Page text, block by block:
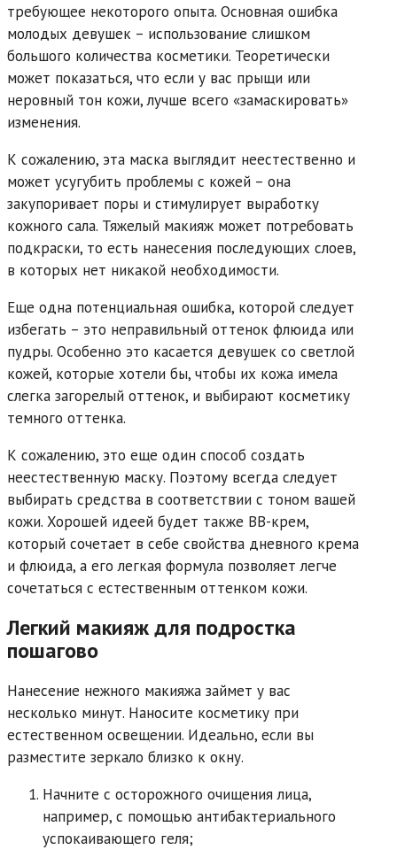
требующее некоторого опыта. Основная ошибка
молодых девушек – использование слишком
большого количества косметики. Теоретически
может показаться, что если у вас прыщи или
неровный тон кожи, лучше всего «замаскировать»
изменения.
К сожалению, эта маска выглядит неестественно и
может усугубить проблемы с кожей – она
закупоривает поры и стимулирует выработку
кожного сала. Тяжелый макияж может потребовать
подкраски, то есть нанесения последующих слоев,
в которых нет никакой необходимости.
Еще одна потенциальная ошибка, которой следует
избегать – это неправильный оттенок флюида или
пудры. Особенно это касается девушек со светлой
кожей, которые хотели бы, чтобы их кожа имела
слегка загорелый оттенок, и выбирают косметику
темного оттенка.
К сожалению, это еще один способ создать
неестественную маску. Поэтому всегда следует
выбирать средства в соответствии с тоном вашей
кожи. Хорошей идеей будет также BB-крем,
который сочетает в себе свойства дневного крема
и флюида, а его легкая формула позволяет легче
сочетаться с естественным оттенком кожи.
Легкий макияж для подростка
пошагово
Нанесение нежного макияжа займет у вас
несколько минут. Наносите косметику при
естественном освещении. Идеально, если вы
разместите зеркало близко к окну.
Начните с осторожного очищения лица,
например, с помощью антибактериального
успокаивающего геля;